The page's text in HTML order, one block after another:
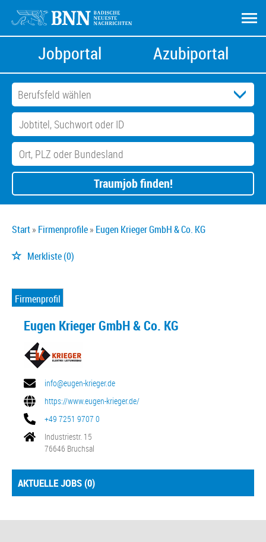
Jobportal Azubiportal
Traumjob finden!
Start Firmenprofile Eugen Krieger GmbH & Co. KG
Merkliste(0)
Firmenprofil
Eugen Krieger GmbH & Co. KG
info@eugen-krieger.de
https://www.eugen-krieger.de/
+49 7251 9707 0
Industriestr. 15
76646 Bruchsal
AKTUELLE JOBS (0)